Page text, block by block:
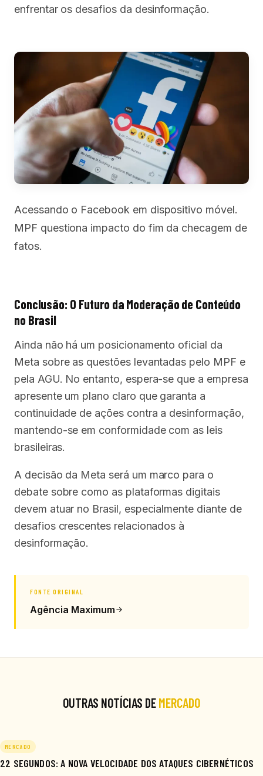
enfrentar os desafios da desinformação.
Acessando o Facebook em dispositivo móvel.
MPF questiona impacto do fim da checagem de
fatos.
Conclusão: O Futuro da Moderação de Conteúdo
no Brasil
Ainda não há um posicionamento oficial da
Meta sobre as questões levantadas pelo MPF e
pela AGU. No entanto, espera-se que a empresa
apresente um plano claro que garanta a
continuidade de ações contra a desinformação,
mantendo-se em conformidade com as leis
brasileiras.
A decisão da Meta será um marco para o
debate sobre como as plataformas digitais
devem atuar no Brasil, especialmente diante de
desafios crescentes relacionados à
desinformação.
FONTE ORIGINAL
Agência Maximum
OUTRAS NOTÍCIAS DEMERCADO
MERCADO
22 SEGUNDOS: A NOVA VELOCIDADE DOS ATAQUES CIBERNÉTICOS